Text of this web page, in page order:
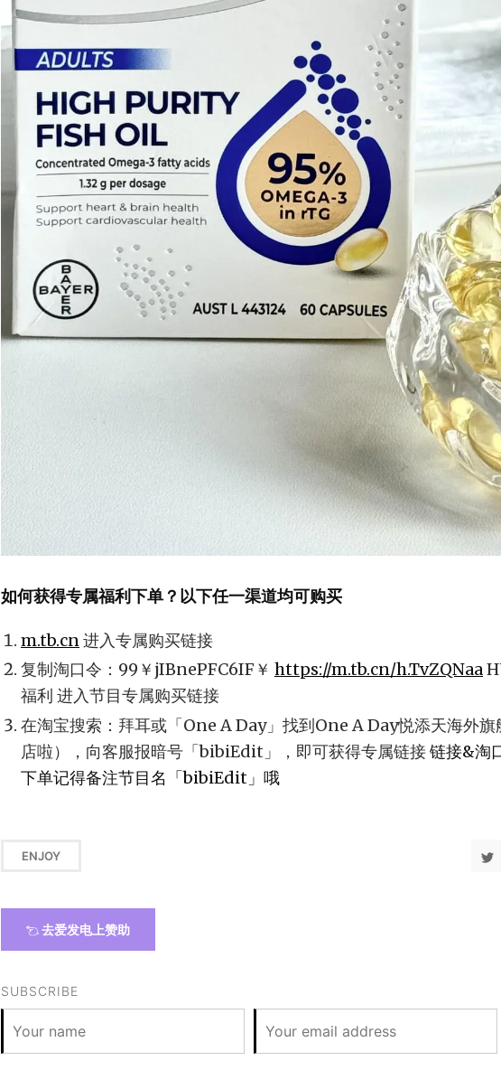
如何获得专属福利下单？以下任一渠道均可购买
m.tb.cn进入专属购买链接
复制淘口令：99￥jIBnePFC6IF￥ https://m.tb.cn/h.TvZQNaa
福利 进入节目专属购买链接
在淘宝搜索：拜耳或「One A Day」找到One A Day悦添天海外旗
店啦），向客服报暗号「bibiEdit」，即可获得专属链接链接&淘
下单记得备注节目名「bibiEdit」哦
ENJOY
去爱发电上赞助
SUBSCRIBE